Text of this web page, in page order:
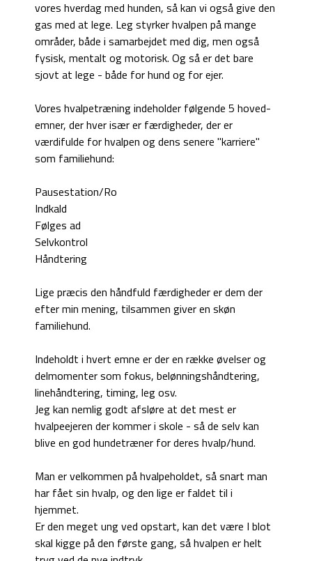
vores hverdag med hunden, så kan vi også give den
gas med at lege. Leg styrker hvalpen på mange
områder, både i samarbejdet med dig, men også
fysisk, mentalt og motorisk. Og så er det bare
sjovt at lege - både for hund og for ejer.
Vores hvalpetræning indeholder følgende 5 hoved-
emner, der hver især er færdigheder, der er
værdifulde for hvalpen og dens senere "karriere"
som familiehund:
Pausestation/Ro
Indkald
Følges ad
Selvkontrol
Håndtering
Lige præcis den håndfuld færdigheder er dem der
efter min mening, tilsammen giver en skøn
familiehund.
Indeholdt i hvert emne er der en række øvelser og
delmomenter som fokus, belønningshåndtering,
linehåndtering, timing, leg osv.
Jeg kan nemlig godt afsløre at det mest er
hvalpeejeren der kommer i skole - så de selv kan
blive en god hundetræner for deres hvalp/hund.
Man er velkommen på hvalpeholdet, så snart man
har fået sin hvalp, og den lige er faldet til i
hjemmet.
Er den meget ung ved opstart, kan det være I blot
skal kigge på den første gang, så hvalpen er helt